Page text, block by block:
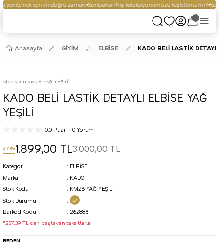
yenilemek için en doğru zaman. Sonbahar/Kış koleksiyonumuzu keşfettiniz mi?
Anasayfa GİYİM ELBİSE KADO BELİ LASTİK
Stok Kodu:KM26 YAĞ YEŞİLİ
KADO BELİ LASTİK DETAYLI ELBİSE YAĞ
YEŞİLİ
0.0 Puan - 0 Yorum
37%1.899,00 TL3.000,00 TL
Kategori
ELBİSE
Marka
KADO
Stok Kodu
KM26 YAĞ YEŞİLİ
Stok Durumu
Barkod Kodu
262886
*257,39 TL den başlayan taksitlerle!
BEDEN